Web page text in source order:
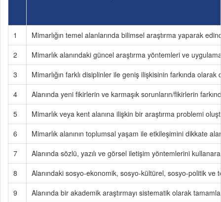
1
Mimarlığın temel alanlarında bilimsel araştırma yaparak
2
Mimarlık alanındaki güncel araştırma yöntemleri ve
3
Mimarlığın farklı disiplinler ile geniş ilişkisinin farkında
4
Alanında yeni fikirlerin ve karmaşık sorunların/fikirlerin
5
Mimarlık veya kent alanına ilişkin bir araştırma problemi
6
Mimarlık alanının toplumsal yaşam ile etkileşimini dikkate
7
Alanında sözlü, yazılı ve görsel iletişim yöntemlerini
8
Alanındaki sosyo-ekonomik, sosyo-kültürel, sosyo-politik
9
Alanında bir akademik araştırmayı sistematik olarak